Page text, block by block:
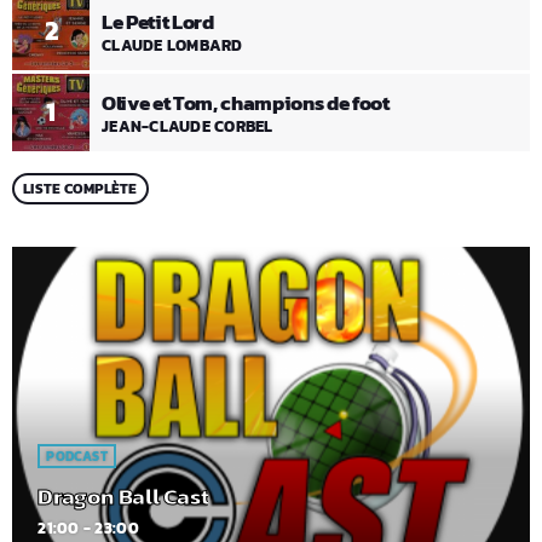
1 Olive et Tom, champions de foot
JEAN-CLAUDE CORBEL
2 Le Petit Lord
CLAUDE LOMBARD
LISTE COMPLÈTE
PODCAST
Dragon Ball Cast
21:00 - 23:00